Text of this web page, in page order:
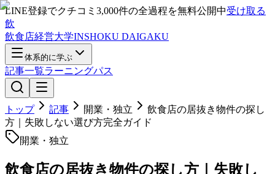
LINE登録でクチコミ3,000件の全過程を無料公開中受け取る
飲
飲食店経営大学INSHOKU DAIGAKU
体系的に学ぶ
記事一覧ラーニングパス
トップ 記事 開業・独立
飲食店の居抜き物件の探し
方｜失敗しない選び方完全ガイド
開業・独立
飲食店の居抜き物件の探し方｜失敗し